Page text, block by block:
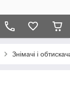
Знімачі і